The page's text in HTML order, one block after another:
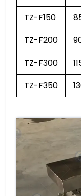
TZ-F150
TZ-F200
TZ-F300
TZ-F350